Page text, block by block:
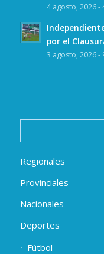
4 agosto, 2026 -
por el
3 agosto, 2026 -
Regionales
Provinciales
Nacionales
Deportes
Fútbol